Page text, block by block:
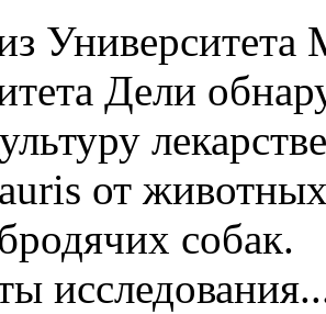
Университета
Дели
от
собак.